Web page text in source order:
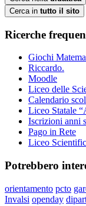
Cerca in tutto il sito
Ricerche
Giochi
Riccardo.
Moodle
Liceo delle
Calendario
Liceo Statale
Iscrizioni anni
Pago in Rete
Liceo
Potrebbero
orientamento pcto
Invalsi openday